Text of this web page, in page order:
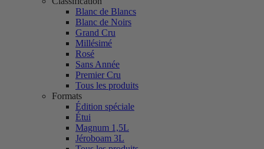
Blanc de Blancs
Blanc de Noirs
Grand Cru
Millésimé
Rosé
Sans Année
Premier Cru
Tous les produits
Formats
Édition spéciale
Étui
Magnum 1,5L
Jéroboam 3L